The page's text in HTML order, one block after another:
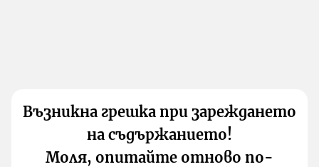
Възникна грешка при зареждането
на съдържанието!
Моля, опитайте отново по-